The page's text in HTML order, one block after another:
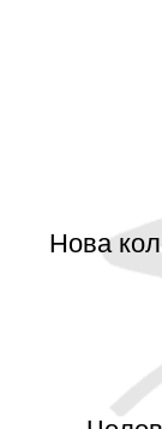
Нова